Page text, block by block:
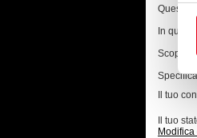
Questo
In
Scopra
Il tuo
Il tuo